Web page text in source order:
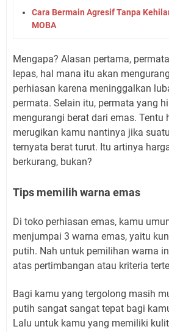
Cara Bermain Agresif Tanpa
MOBA
Mengapa? Alasan pertama,
lepas, hal mana itu akan
perhiasan karena meninggalkan
permata. Selain itu, permata yang
mengurangi berat dari emas. Tentu
merugikan kamu nantinya jika
ternyata berat turut. Itu artinya
berkurang, bukan?
Tips memilih warna emas
Di toko perhiasan emas, kamu
menjumpai 3 warna emas, yaitu
putih. Nah untuk pemilihan warna
atas pertimbangan atau kriteria
Bagi kamu yang tergolong masih
putih sangat sangat tepat bagi
Lalu untuk kamu yang memiliki